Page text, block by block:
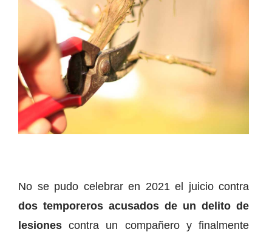
No se pudo celebrar en 2021 el juicio contra
dos temporeros acusados de un delito de
lesiones contra un compañero y finalmente